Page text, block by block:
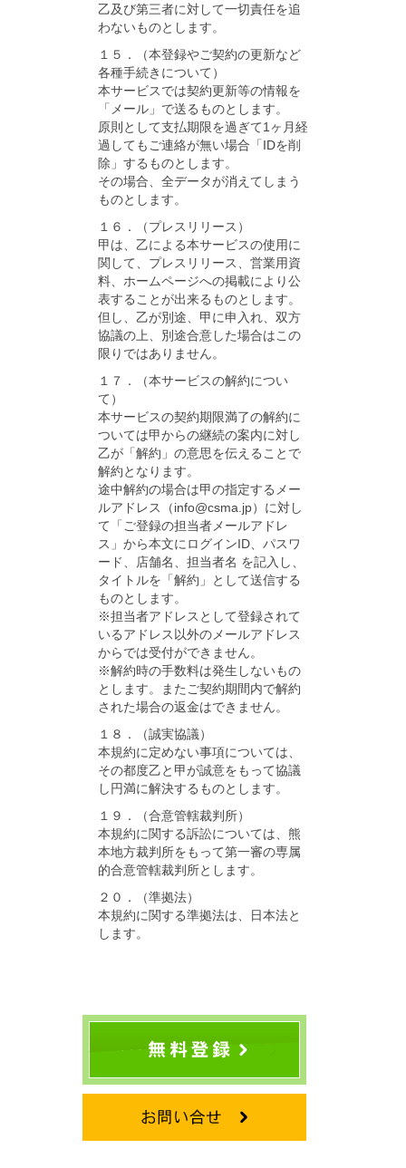
乙及び第三者に対して一切責任を追
わないものとします。
１５．（本登録やご契約の更新など
各種手続きについて）
本サービスでは契約更新等の情報を
「メール」で送るものとします。
原則として支払期限を過ぎて1ヶ月経
過してもご連絡が無い場合「IDを削
除」するものとします。
その場合、全データが消えてしまう
ものとします。
１６．（プレスリリース）
甲は、乙による本サービスの使用に
関して、プレスリリース、営業用資
料、ホームページへの掲載により公
表することが出来るものとします。
但し、乙が別途、甲に申入れ、双方
協議の上、別途合意した場合はこの
限りではありません。
１７．（本サービスの解約につい
て）
本サービスの契約期限満了の解約に
ついては甲からの継続の案内に対し
乙が「解約」の意思を伝えることで
解約となります。
途中解約の場合は甲の指定するメー
ルアドレス（info@csma.jp）に対し
て「ご登録の担当者メールアドレ
ス」から本文にログインID、パスワ
ード、店舗名、担当者名 を記入し、
タイトルを「解約」として送信する
ものとします。
※担当者アドレスとして登録されて
いるアドレス以外のメールアドレス
からでは受付ができません。
※解約時の手数料は発生しないもの
とします。またご契約期間内で解約
された場合の返金はできません。
１８．（誠実協議）
本規約に定めない事項については、
その都度乙と甲が誠意をもって協議
し円満に解決するものとします。
１９．（合意管轄裁判所）
本規約に関する訴訟については、熊
本地方裁判所をもって第一審の専属
的合意管轄裁判所とします。
２０．（準拠法）
本規約に関する準拠法は、日本法と
します。